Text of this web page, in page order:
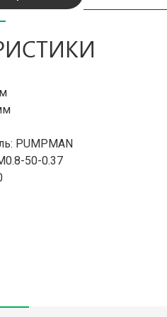
PUMPMAN
50-0.37